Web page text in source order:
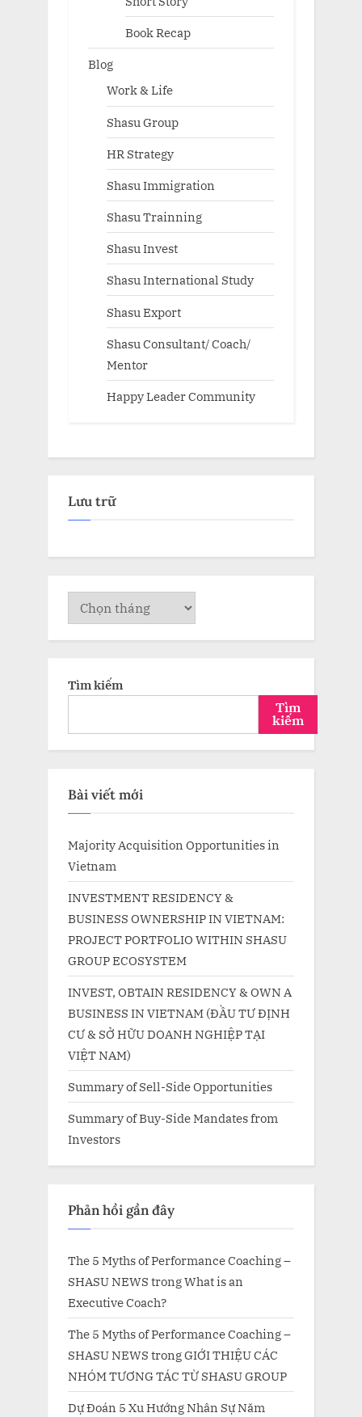
Book Recap
Blog
Work & Life
Shasu Group
HR Strategy
Shasu Immigration
Shasu Trainning
Shasu Invest
Shasu International Study
Shasu Export
Shasu Consultant/ Coach/
Mentor
Happy Leader Community
Lưu trữ
Lưu
trữ
Tìm kiếm
Tìm
kiếm
Bài viết mới
Majority Acquisition Opportunities in
Vietnam
INVESTMENT RESIDENCY &
BUSINESS OWNERSHIP IN VIETNAM:
PROJECT PORTFOLIO WITHIN SHASU
GROUP ECOSYSTEM
INVEST, OBTAIN RESIDENCY & OWN A
BUSINESS IN VIETNAM (ĐẦU TƯ ĐỊNH
CƯ & SỞ HỮU DOANH NGHIỆP TẠI
VIỆT NAM)
Summary of Sell-Side Opportunities
Summary of Buy-Side Mandates from
Investors
Phản hồi gần đây
The 5 Myths of Performance Coaching –
SHASU NEWS trongWhat is an
Executive Coach?
The 5 Myths of Performance Coaching –
SHASU NEWS trongGIỚI THIỆU CÁC
NHÓM TƯƠNG TÁC TỪ SHASU GROUP
Dự Đoán 5 Xu Hướng Nhân Sự Năm